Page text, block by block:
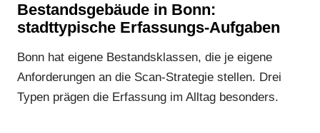
Bestandsgebäude in Bonn:
stadttypische Erfassungs-Aufgaben
Bonn hat eigene Bestandsklassen, die je eigene
Anforderungen an die Scan-Strategie stellen. Drei
Typen prägen die Erfassung im Alltag besonders.